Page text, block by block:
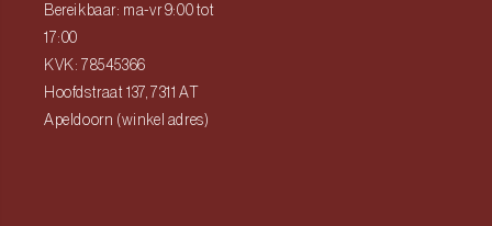
Bereikbaar: ma-vr 9:00 tot
17:00
KVK: 78545366
Hoofdstraat 137, 7311 AT
Apeldoorn (winkel adres)